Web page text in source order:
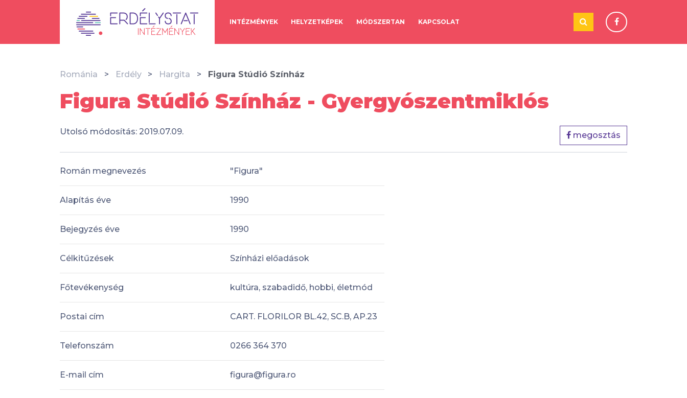
INTÉZMÉNYEK HELYZETKÉPEK MÓDSZERTAN KAPCSOLAT
Románia Erdély Hargita Figura Stúdió Színház
Figura Stúdió Színház - Gyergyószentmiklós
Utolsó módosítás: 2019.07.09. megosztás
Román megnevezés "Figura"
Alapítás éve 1990
Bejegyzés éve 1990
Célkitűzések Színházi előadások
Főtevékenység kultúra, szabadidő, hobbi, életmód
Postai cím CART. FLORILOR BL.42, SC.B, AP.23
Telefonszám 0266 364 370
E-mail cím figura@figura.ro